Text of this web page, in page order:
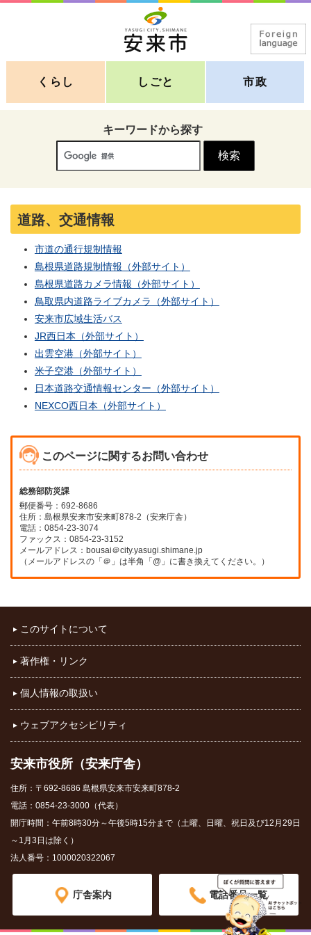
くらし しごと 市政
キーワードから探す
道路、交通情報
市道の通行規制情報
島根県道路規制情報（外部サイト）
島根県道路カメラ情報（外部サイト）
鳥取県内道路ライブカメラ（外部サイト）
安来市広域生活バス
JR西日本（外部サイト）
出雲空港（外部サイト）
米子空港（外部サイト）
日本道路交通情報センター（外部サイト）
NEXCO西日本（外部サイト）
このページに関するお問い合わせ
総務部防災課
郵便番号：692-8686
住所：島根県安来市安来町878-2（安来庁舎）
電話：0854-23-3074
ファックス：0854-23-3152
メールアドレス：bousai＠city.yasugi.shimane.jp
（メールアドレスの「＠」は半角「@」に書き換えてください。）
このサイトについて
著作権・リンク
個人情報の取扱い
ウェブアクセシビリティ
安来市役所（安来庁舎）
住所：〒692-8686 島根県安来市安来町878-2
電話：0854-23-3000（代表）
開庁時間：午前8時30分～午後5時15分まで（土曜、日曜、祝日及び12月29日
～1月3日は除く）
法人番号：1000020322067
庁舎案内 電話番号一覧